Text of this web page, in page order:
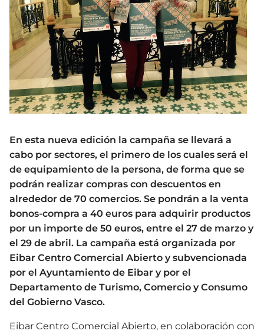
En esta nueva edición la campaña se llevará a
cabo por sectores, el primero de los cuales será el
de equipamiento de la persona, de forma que se
podrán realizar compras con descuentos en
alrededor de 70 comercios. Se pondrán a la venta
bonos-compra a 40 euros para adquirir productos
por un importe de 50 euros, entre el 27 de marzo y
el 29 de abril. La campaña está organizada por
Eibar Centro Comercial Abierto y subvencionada
por el Ayuntamiento de Eibar y por el
Departamento de Turismo, Comercio y Consumo
del Gobierno Vasco.
Eibar Centro Comercial Abierto, en colaboración con